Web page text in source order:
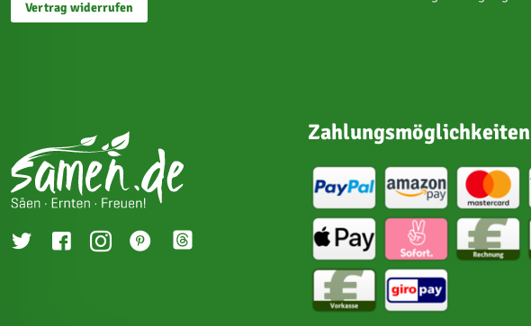
Vertrag widerrufen
Zahlungsmöglichkeiten